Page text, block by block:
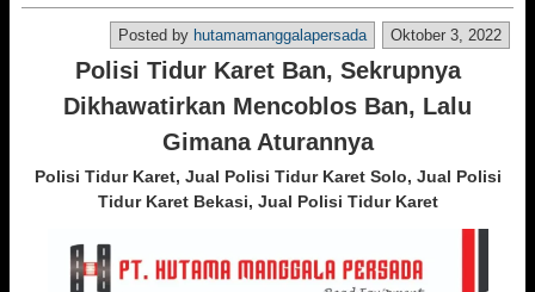
Oktober 3, 2022
Posted by hutamamanggalapersada
Polisi Tidur Karet Ban, Sekrupnya
Dikhawatirkan Mencoblos Ban, Lalu
Gimana Aturannya
Polisi Tidur Karet, Jual Polisi Tidur Karet Solo, Jual Polisi
Tidur Karet Bekasi, Jual Polisi Tidur Karet